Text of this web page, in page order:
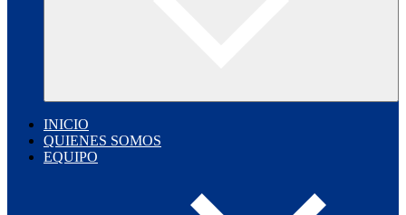
INICIO
QUIENES SOMOS
EQUIPO